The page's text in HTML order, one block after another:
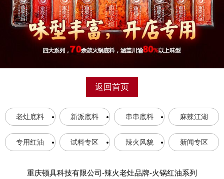
返回首页
老灶底料 新派底料 串串底料 麻辣江湖
专用红油 试料专区 辣火风貌 新闻专区
重庆顿具科技有限公司-辣火老灶品牌-火锅红油系列